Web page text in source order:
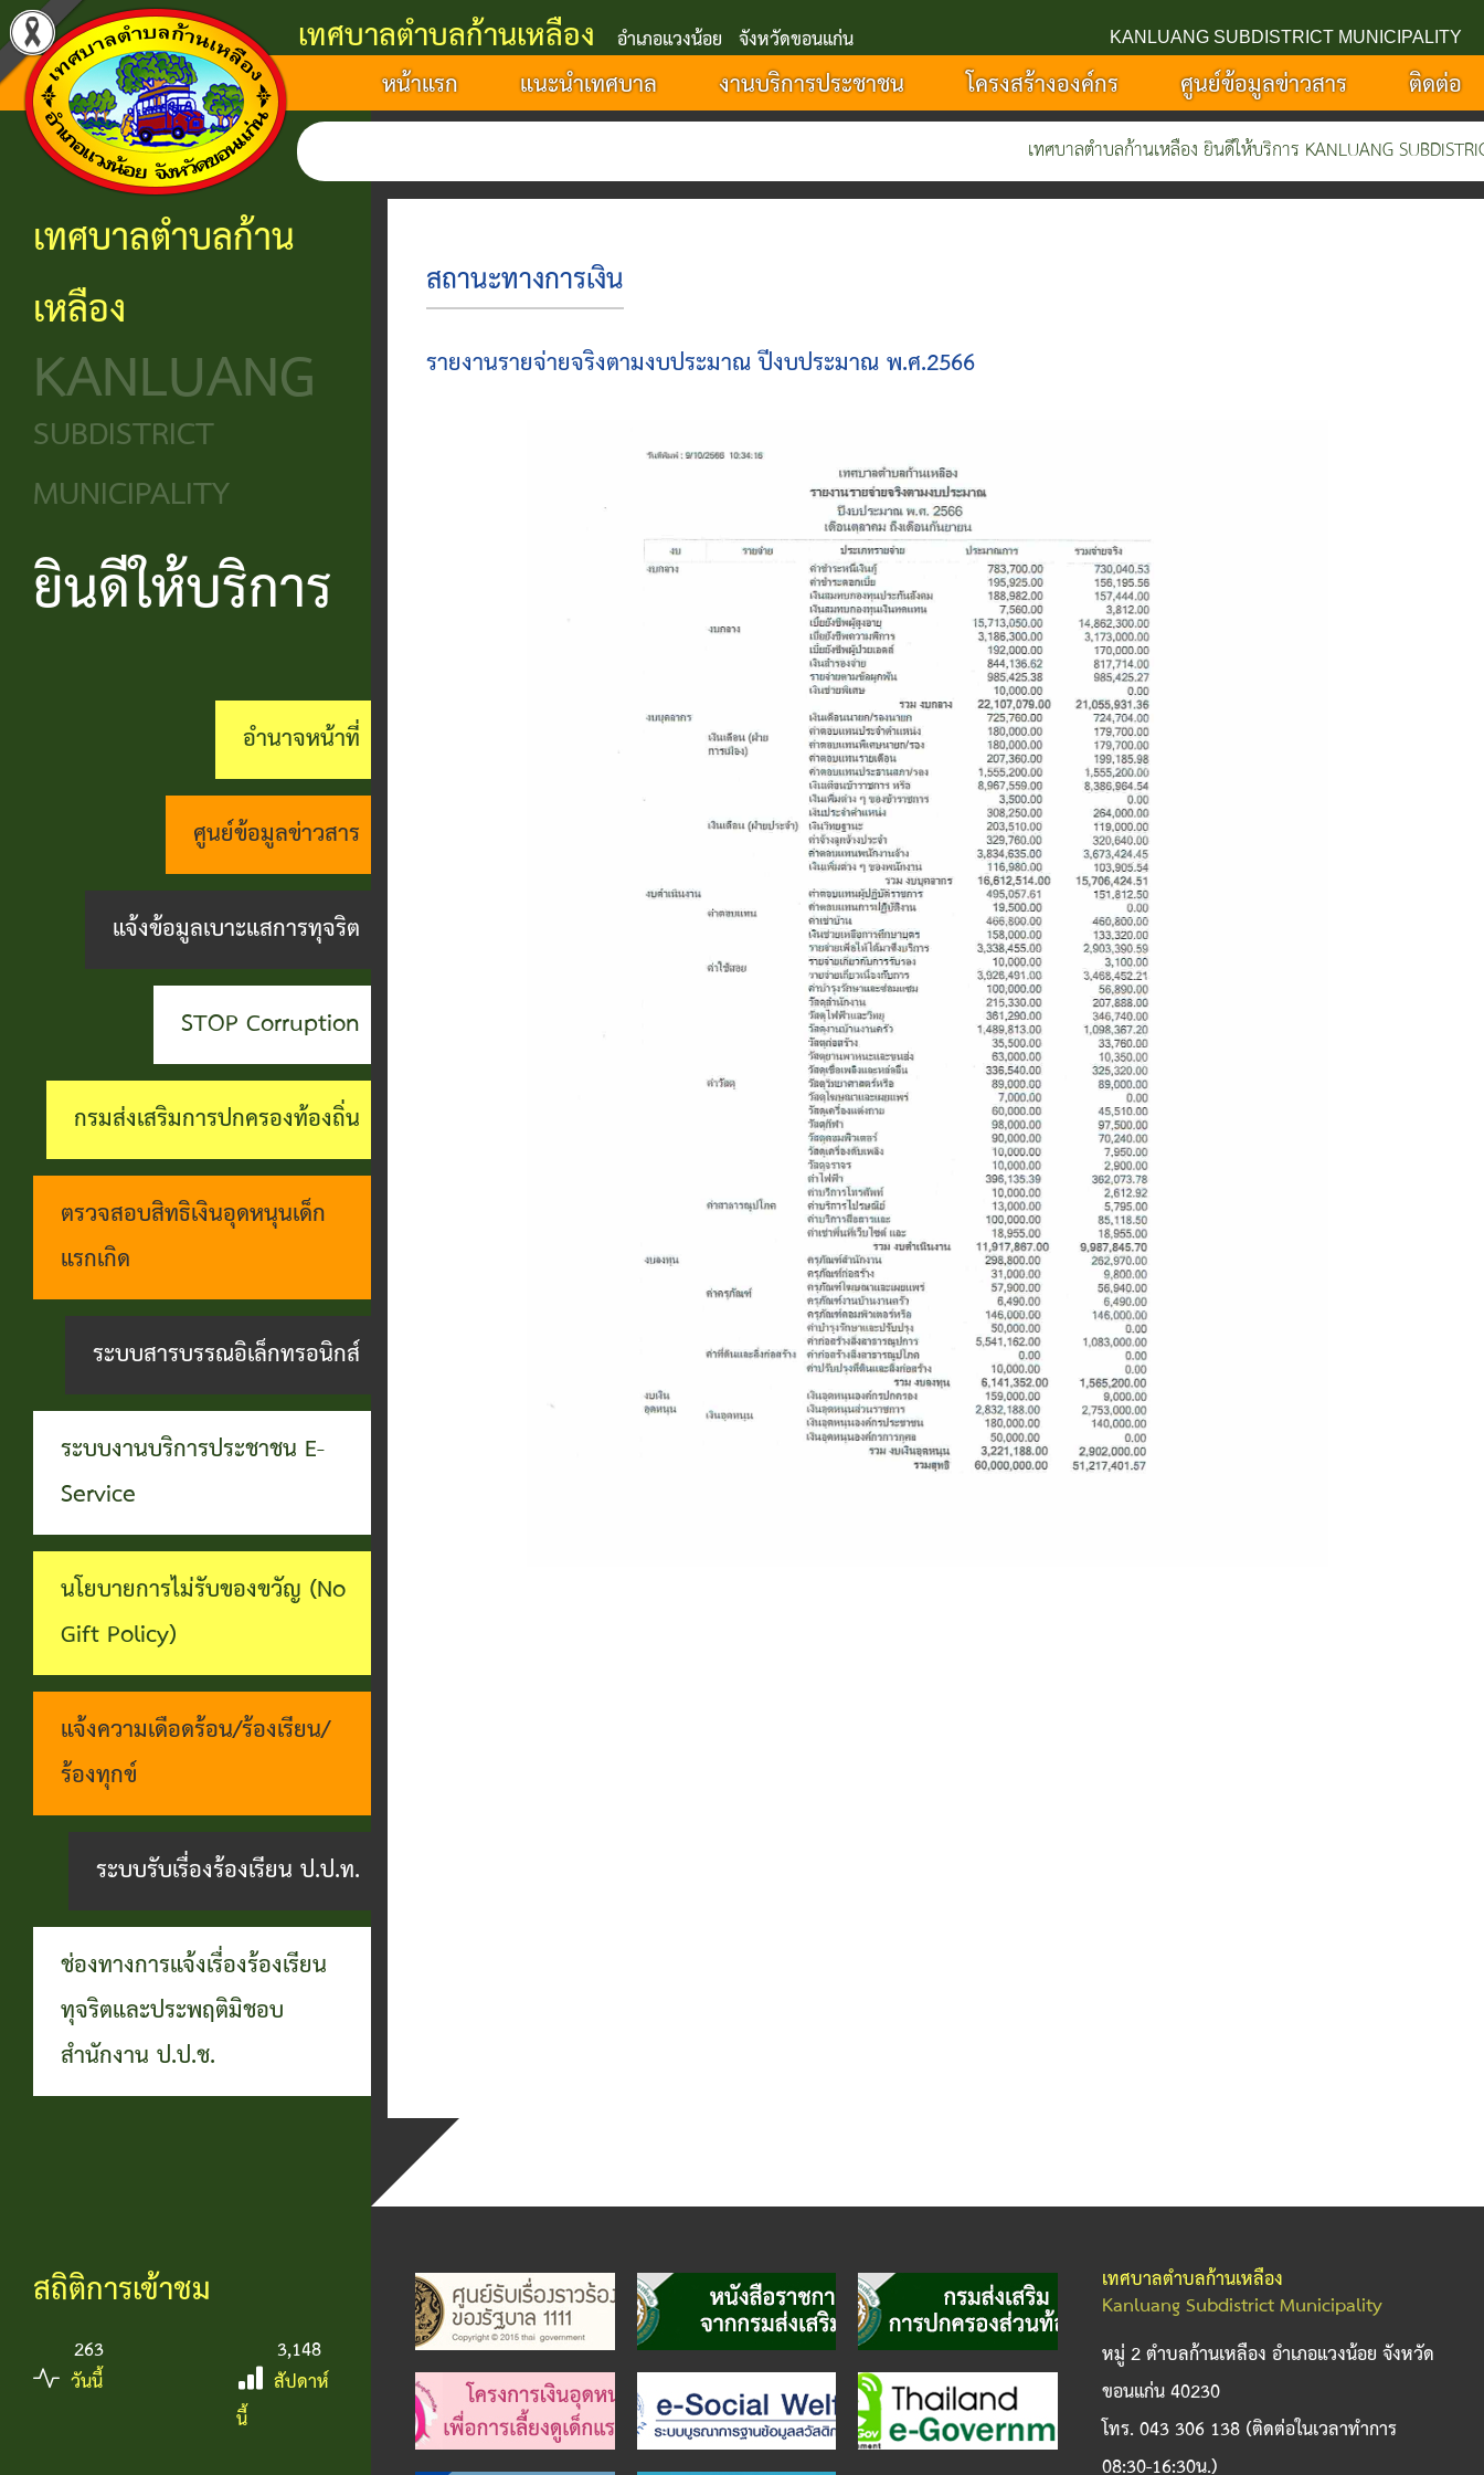
เทศบาลตำบลก้านเหลือง อำเภอแวงน้อย จังหวัดขอนแก่น KANLUANG SUBDISTRICT MUNICIPALITY
หน้าแรก แนะนำเทศบาล งานบริการประชาชน โครงสร้างองค์กร ศูนย์ข้อมูลข่าวสาร ติดต่อ
แนะนำ
เทศบาล
ความ
เป็นมา
ข้อมูล
พื้น
ฐาน
วิสัยทัศน์
และ
ยุทธศาสตร์
งาน
บริการ
ประชาชน
บริการ
ประชาชน
ศูนย์ช่วย
ประชาชน
แบบ
ฟอร์ม
ตรวจ
สอบ
ราย
ชื่อ
โอน
เงิน
บัญชี
เบี้ย
ยังชีพ
ระบบงาน
บริการ
ประชาชน
(E-
Service)
ผ่าน
เว็บไซต์
โครงสร้าง
องค์กร
เทศบาล
โครงสร้าง
นิติบัญญัติ
โครงสร้าง
บริหาร
โครงสร้าง
ส่วน
สาธารณสุข
และสิ่ง
แวดล้อม
กอง
การ
ศึกษา
ศูนย์
ข้อมูล
ข่าวสาร
และ
แผน
งาน
ข้อมูล
ข่าวสาร
สถานะ
รบ.อำนวย
ที่น่า
การ
ดำเนิน
การตาม
นโยบาย
การ
บริหาร
งาน
บุคคล
ติดต่อ
ข้อมูล
ติดต่อ
แจ้ง
ความ
เดือด
ร้อน
ร้อง
ร้อง
ทุกข์
ช่อง
ทางการ
รับฟัง
ความ
คิดเห็น
แจ้ง
ข้อมูล
เบาะแส
การ
ทุจริต
เทศบาลตำบลก้านเหลือง ยินดีให้บริการ KANLUANG SUBDISTRICT
เทศบาลตำบลก้าน
เหลือง
KANLUANG
SUBDISTRICT
MUNICIPALITY
ยินดีให้บริการ
อำนาจหน้าที่
ศูนย์ข้อมูลข่าวสาร
แจ้งข้อมูลเบาะแสการทุจริต
STOP Corruption
กรมส่งเสริมการปกครองท้องถิ่น
ตรวจสอบสิทธิเงินอุดหนุนเด็ก
แรกเกิด
ระบบสารบรรณอิเล็กทรอนิกส์
ระบบงานบริการประชาชน E-
Service
นโยบายการไม่รับของขวัญ (No
Gift Policy)
แจ้งความเดือดร้อน/ร้องเรียน/
ร้องทุกข์
ระบบรับเรื่องร้องเรียน ป.ป.ท.
ช่องทางการแจ้งเรื่องร้องเรียน
ทุจริตและประพฤติมิชอบ
สำนักงาน ป.ป.ช.
รายงานรายจ่ายจริงตามงบประมาณ ปีงบประมาณ พ.ศ.2566
สถิติการเข้าชม
263
วันนี้
3,148
สัปดาห์
นี้
เทศบาลตำบลก้านเหลือง
Kanluang Subdistrict Municipality
หมู่ 2 ตำบลก้านเหลือง อำเภอแวงน้อย จังหวัด
ขอนแก่น 40230
โทร. 043 306 138 (ติดต่อในเวลาทำการ